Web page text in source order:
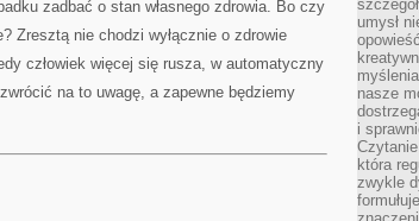
zadbać o stan własnego zdrowia. Bo czy
Zresztą nie chodzi wyłącznie o zdrowie
człowiek więcej się rusza, w automatyczny
na to uwagę, a zapewne będziemy
umysł
nasze
i
która
zwykle